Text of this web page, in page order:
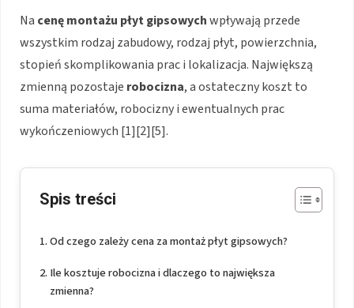
Na cenę montażu płyt gipsowychwpływają przede
wszystkim rodzaj zabudowy, rodzaj płyt, powierzchnia,
stopień skomplikowania prac i lokalizacja. Największą
zmienną pozostaje robocizna, a ostateczny koszt to
suma materiałów, robocizny i ewentualnych prac
wykończeniowych [1][2][5].
Spis treści
Od czego zależy cena za montaż płyt gipsowych?
Ile kosztuje robocizna i dlaczego to największa
zmienna?